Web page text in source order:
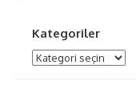
Kategoriler
Kategoriler